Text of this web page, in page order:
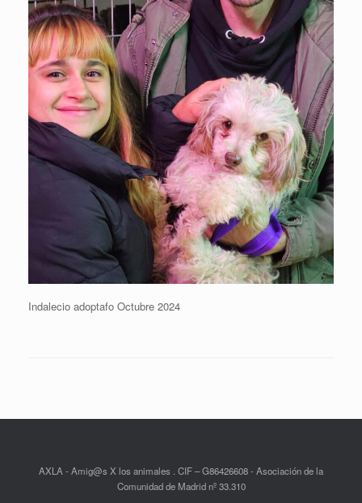
Indalecio adoptafo Octubre 2024
AXLA - Amig@s X los animales . CIF – G86426608 - Asociación de la
Comunidad de Madrid nº 33.310